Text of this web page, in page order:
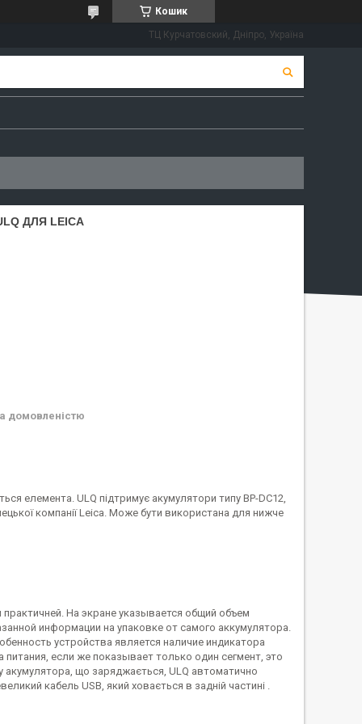
Кошик
ТЦ Курчатовский, Дніпро, Україна
ДЛЯ LEICA
домовленістю
елемента. ULQ підтримує акумулятори типу BP-DC12,
компанії Leica. Може бути використана для нижче
На экране указывается общий объем
информации на упаковке от самого аккумулятора.
устройства является наличие индикатора
если же показывает только один сегмент, это
акумулятора, що заряджається, ULQ автоматично
кабель USB, який ховається в задній частині .